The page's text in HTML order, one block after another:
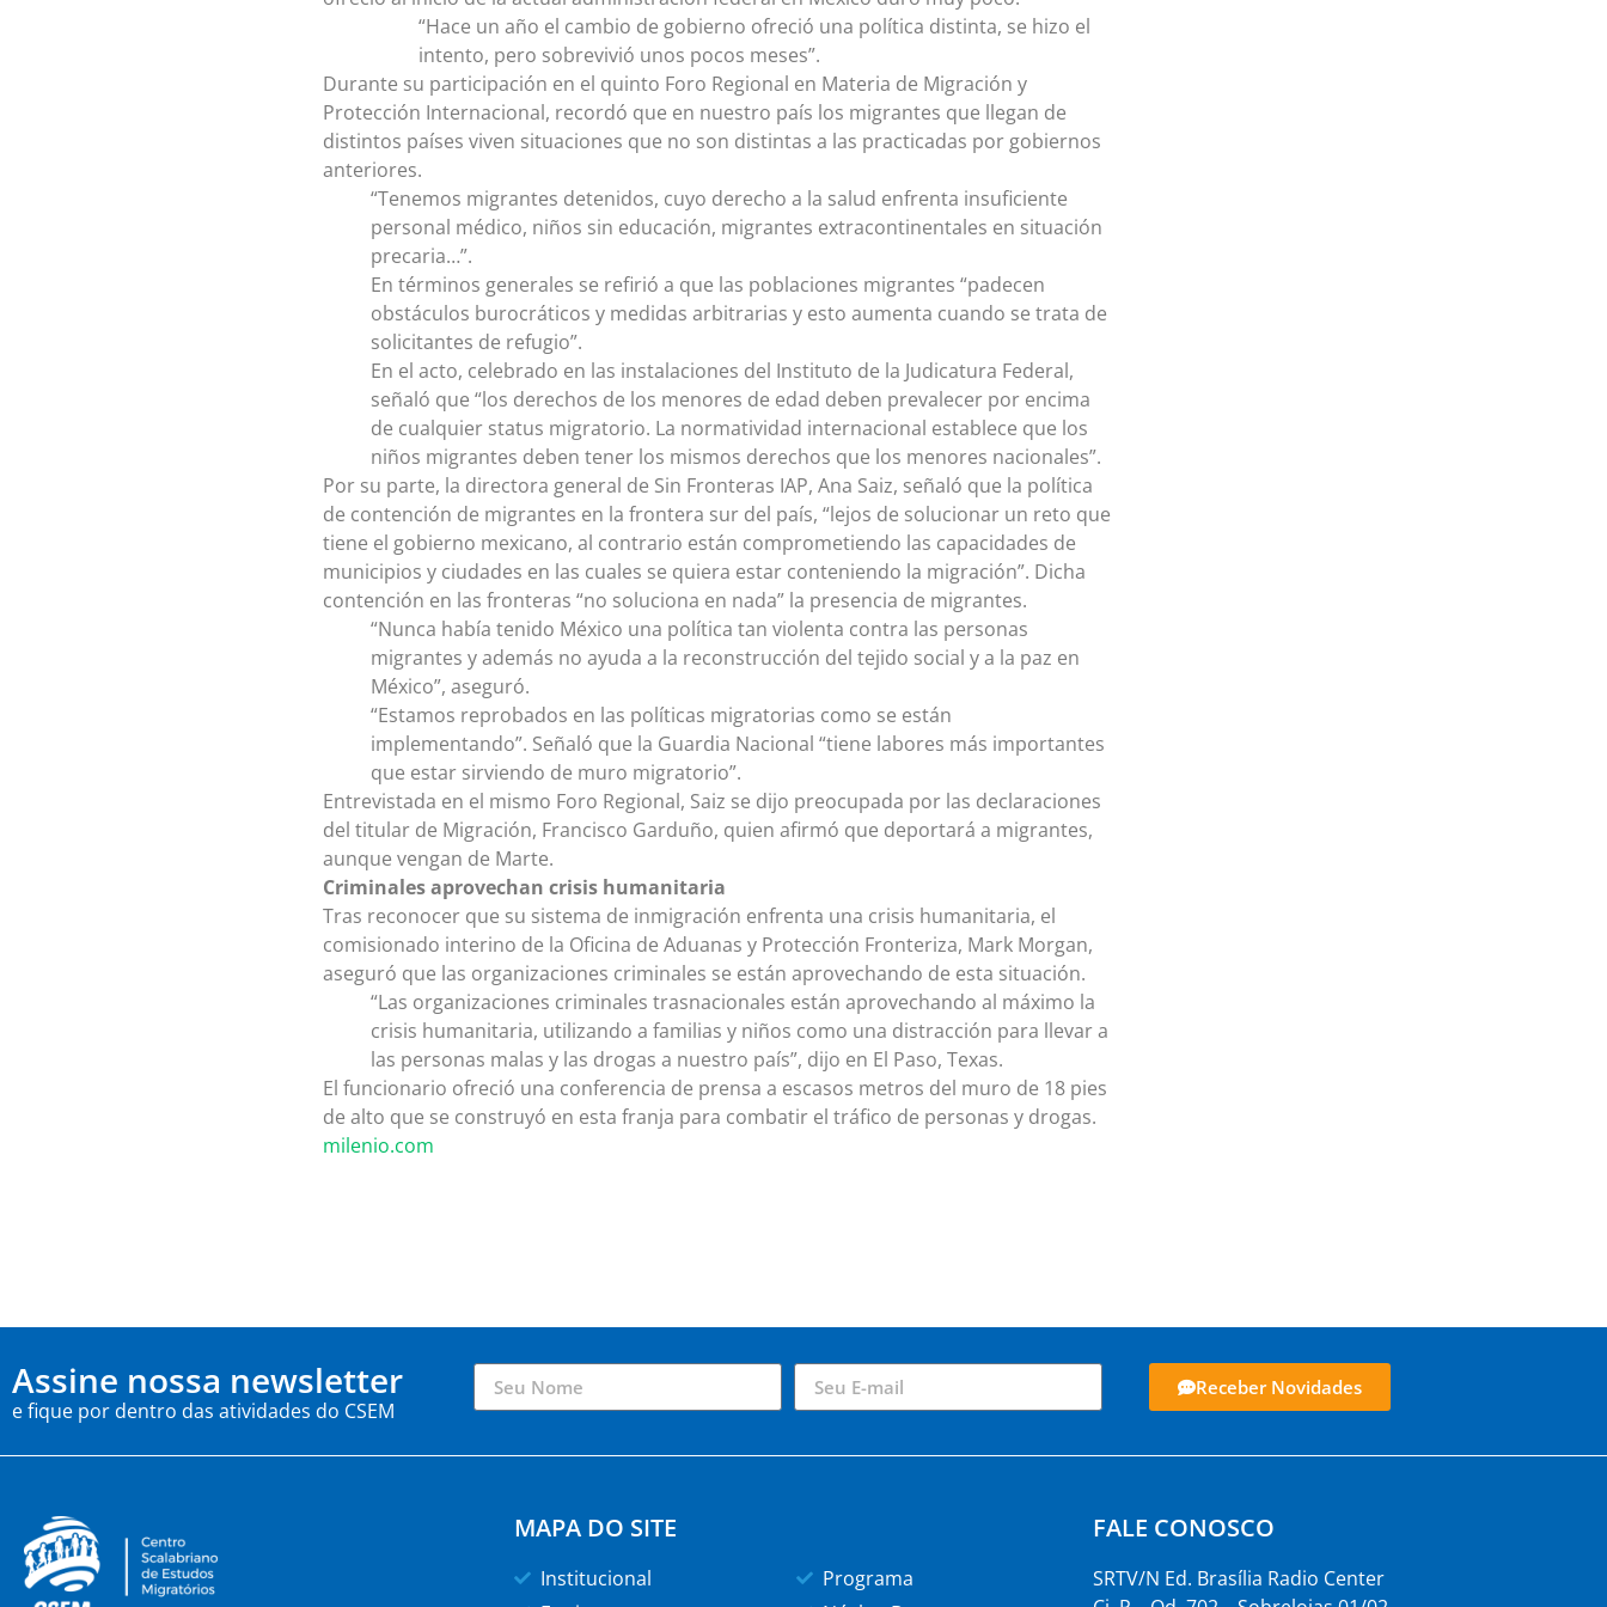
“Hace un año el cambio de gobierno ofreció una política distinta, se hizo el
intento, pero sobrevivió unos pocos meses”.
Durante su participación en el quinto Foro Regional en Materia de Migración y
Protección Internacional, recordó que en nuestro país los migrantes que llegan de
distintos países viven situaciones que no son distintas a las practicadas por gobiernos
anteriores.
“Tenemos migrantes detenidos, cuyo derecho a la salud enfrenta insuficiente
personal médico, niños sin educación, migrantes extracontinentales en situación
precaria…”.
En términos generales se refirió a que las poblaciones migrantes “padecen
obstáculos burocráticos y medidas arbitrarias y esto aumenta cuando se trata de
solicitantes de refugio”.
En el acto, celebrado en las instalaciones del Instituto de la Judicatura Federal,
señaló que “los derechos de los menores de edad deben prevalecer por encima
de cualquier status migratorio. La normatividad internacional establece que los
niños migrantes deben tener los mismos derechos que los menores nacionales”.
Por su parte, la directora general de Sin Fronteras IAP, Ana Saiz, señaló que la política
de contención de migrantes en la frontera sur del país, “lejos de solucionar un reto que
tiene el gobierno mexicano, al contrario están comprometiendo las capacidades de
municipios y ciudades en las cuales se quiera estar conteniendo la migración”. Dicha
contención en las fronteras “no soluciona en nada” la presencia de migrantes.
“Nunca había tenido México una política tan violenta contra las personas
migrantes y además no ayuda a la reconstrucción del tejido social y a la paz en
México”, aseguró.
“Estamos reprobados en las políticas migratorias como se están
implementando”. Señaló que la Guardia Nacional “tiene labores más importantes
que estar sirviendo de muro migratorio”.
Entrevistada en el mismo Foro Regional, Saiz se dijo preocupada por las declaraciones
del titular de Migración, Francisco Garduño, quien afirmó que deportará a migrantes,
aunque vengan de Marte.
Criminales aprovechan crisis humanitaria
Tras reconocer que su sistema de inmigración enfrenta una crisis humanitaria, el
comisionado interino de la Oficina de Aduanas y Protección Fronteriza, Mark Morgan,
aseguró que las organizaciones criminales se están aprovechando de esta situación.
“Las organizaciones criminales trasnacionales están aprovechando al máximo la
crisis humanitaria, utilizando a familias y niños como una distracción para llevar a
las personas malas y las drogas a nuestro país”, dijo en El Paso, Texas.
El funcionario ofreció una conferencia de prensa a escasos metros del muro de 18 pies
de alto que se construyó en esta franja para combatir el tráfico de personas y drogas.
milenio.com
Assine nossa newsletter
e fique por dentro das atividades do CSEM
Receber Novidades
MAPA DO SITE
Institucional
Programa
FALE CONOSCO
SRTV/N Ed. Brasília Radio Center